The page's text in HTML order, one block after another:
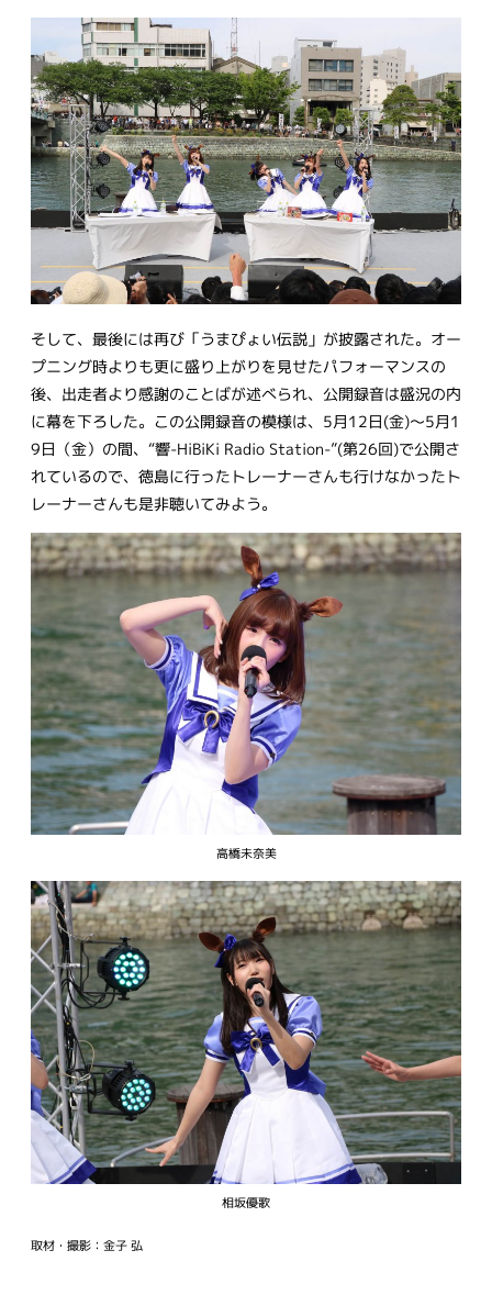
そして、最後には再び「うまぴょい伝説」が披露された。オー
プニング時よりも更に盛り上がりを見せたパフォーマンスの
後、出走者より感謝のことばが述べられ、公開録音は盛況の内
に幕を下ろした。この公開録音の模様は、5月12日(金)～5月1
9日（金）の間、“響-HiBiKi Radio Station-”(第26回)で公開さ
れているので、徳島に行ったトレーナーさんも行けなかったト
レーナーさんも是非聴いてみよう。
高橋未奈美
相坂優歌
取材・撮影：金子 弘